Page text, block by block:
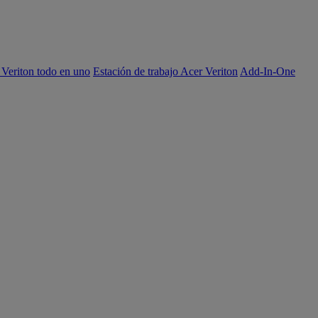
todo en uno Estación de trabajo Acer Veriton Add-In-One